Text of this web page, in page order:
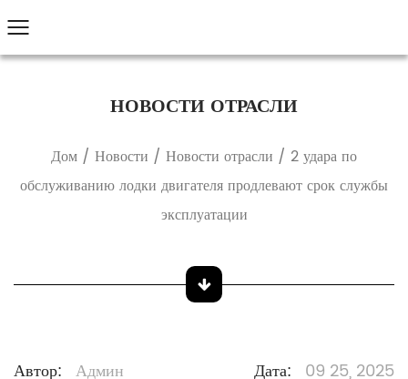
НОВОСТИ ОТРАСЛИ
Дом / Новости / Новости отрасли / 2 удара по
обслуживанию лодки двигателя продлевают срок службы
эксплуатации
Автор: Админ Дата: 09 25, 2025